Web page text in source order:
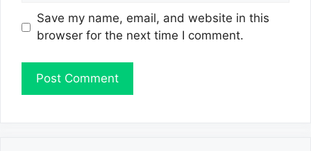
Save my name, email, and website in this
browser for the next time I comment.